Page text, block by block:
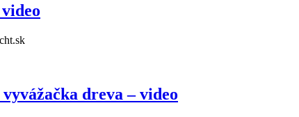
dreva – video